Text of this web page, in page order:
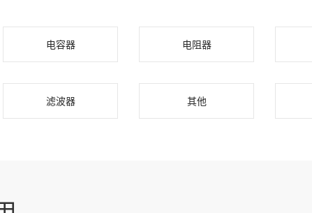
电容器 电阻器
滤波器 其他